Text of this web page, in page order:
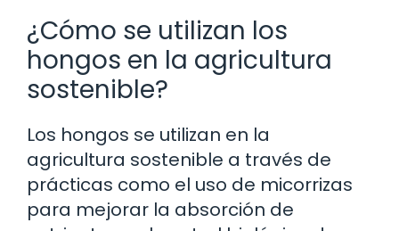
¿Cómo se utilizan los
hongos en la agricultura
sostenible?
Los hongos se utilizan en la
agricultura sostenible a través de
prácticas como el uso de micorrizas
para mejorar la absorción de